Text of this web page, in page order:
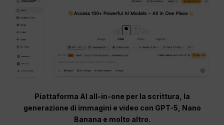
Piattaforma AI all-in-one per la scrittura, la
generazione di immagini e video con GPT-5, Nano
Banana e molto altro.